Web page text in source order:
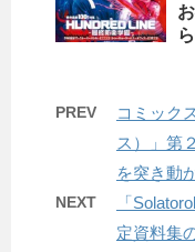
PREV
コミック
ス）」第
を突き動
NEXT
「
定資料集